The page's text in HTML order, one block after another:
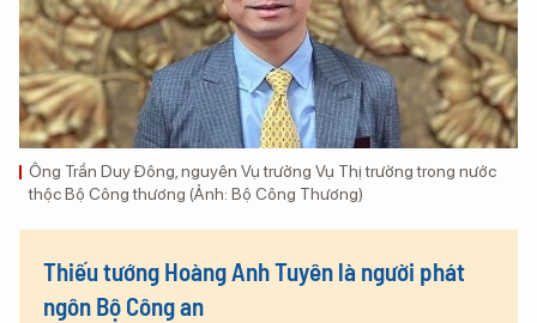
Ông Trần Duy Đông, nguyên Vụ trưởng Vụ Thị trường trong nước
thộc Bộ Công thương (Ảnh: Bộ Công Thương)
Thiếu tướng Hoàng Anh Tuyên là người phát
ngôn Bộ Công an